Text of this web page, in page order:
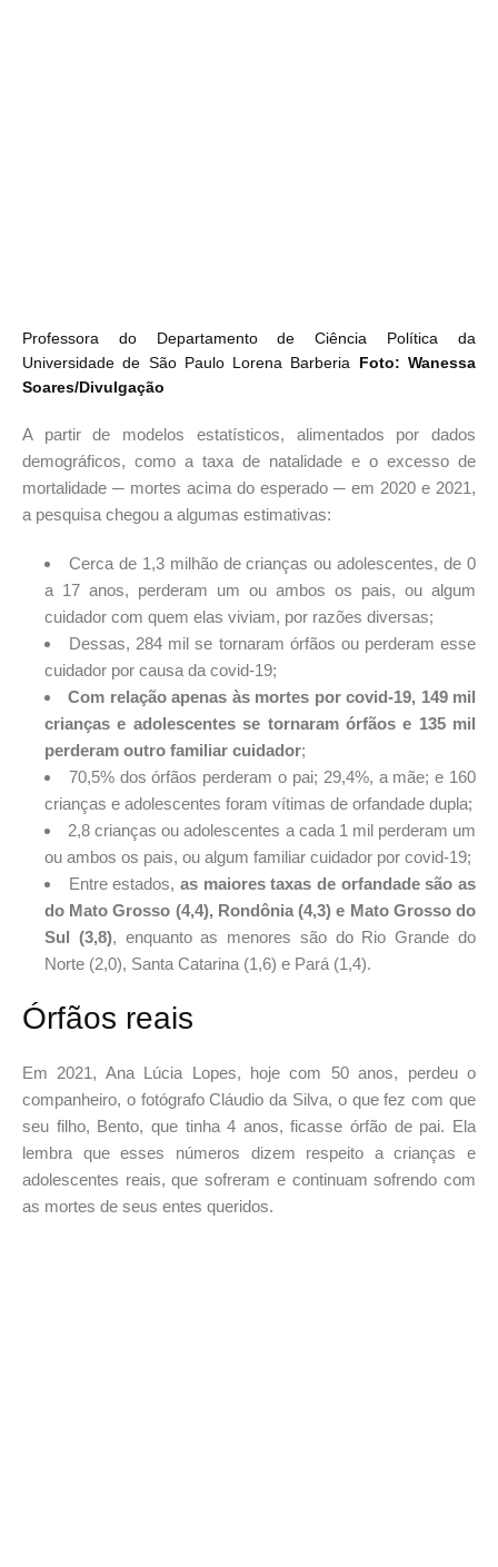
Professora do Departamento de Ciência Política da
Universidade de São Paulo Lorena Barberia Foto: Wanessa
Soares/Divulgação
A partir de modelos estatísticos, alimentados por dados
demográficos, como a taxa de natalidade e o excesso de
mortalidade ─ mortes acima do esperado ─ em 2020 e 2021,
a pesquisa chegou a algumas estimativas:
Cerca de 1,3 milhão de crianças ou adolescentes, de 0
a 17 anos, perderam um ou ambos os pais, ou algum
cuidador com quem elas viviam, por razões diversas;
Dessas, 284 mil se tornaram órfãos ou perderam esse
cuidador por causa da covid-19;
Com relação apenas às mortes por covid-19, 149 mil
crianças e adolescentes se tornaram órfãos e 135 mil
perderam outro familiar cuidador;
70,5% dos órfãos perderam o pai; 29,4%, a mãe; e 160
crianças e adolescentes foram vítimas de orfandade dupla;
2,8 crianças ou adolescentes a cada 1 mil perderam um
ou ambos os pais, ou algum familiar cuidador por covid-19;
Entre estados,as maiores taxas de orfandade são as
do Mato Grosso (4,4), Rondônia (4,3) e Mato Grosso do
Sul (3,8), enquanto as menores são do Rio Grande do
Norte (2,0), Santa Catarina (1,6) e Pará (1,4).
Órfãos reais
Em 2021, Ana Lúcia Lopes, hoje com 50 anos, perdeu o
companheiro, o fotógrafo Cláudio da Silva, o que fez com que
seu filho, Bento, que tinha 4 anos, ficasse órfão de pai. Ela
lembra que esses números dizem respeito a crianças e
adolescentes reais, que sofreram e continuam sofrendo com
as mortes de seus entes queridos.